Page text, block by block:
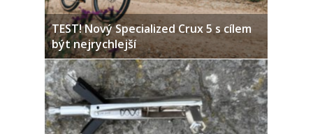
TEST! Nový Specialized Crux 5 s cílem
být nejrychlejší